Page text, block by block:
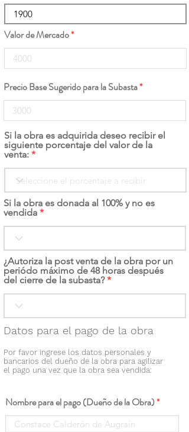
Valor de Mercado
Precio Base Sugerido para la Subasta
Si la obra es adquirida deseo recibir el
siguiente porcentaje del valor de la
venta:
Si la obra es donada al 100% y no es
vendida
¿Autoriza la post venta de la obra por un
periódo máximo de 48 horas después
del cierre de la subasta?
Datos para el pago de la obra
Por favor ingrese los datos personales y
bancarios del dueño de la obra para agilizar
el pago una vez que la obra sea vendida:
Nombre para el pago (Dueño de la Obra)